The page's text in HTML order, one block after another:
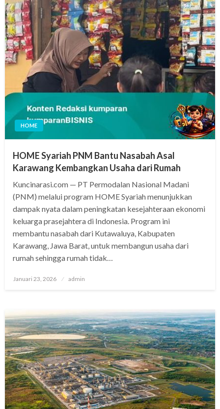
HOME
HOME Syariah PNM Bantu Nasabah Asal
Karawang Kembangkan Usaha dari Rumah
Kuncinarasi.com — PT Permodalan Nasional Madani
(PNM) melalui program HOME Syariah menunjukkan
dampak nyata dalam peningkatan kesejahteraan ekonomi
keluarga prasejahtera di Indonesia. Program ini
membantu nasabah dari Kutawaluya, Kabupaten
Karawang, Jawa Barat, untuk membangun usaha dari
rumah sehingga rumah tidak…
Posted
Januari 23, 2026 admin